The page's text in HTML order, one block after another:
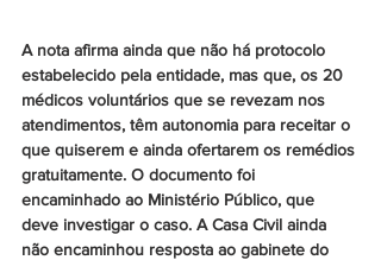
A nota afirma ainda que não há protocolo
estabelecido pela entidade, mas que, os 20
médicos voluntários que se revezam nos
atendimentos, têm autonomia para receitar o
que quiserem e ainda ofertarem os remédios
gratuitamente. O documento foi
encaminhado ao Ministério Público, que
deve investigar o caso. A Casa Civil ainda
não encaminhou resposta ao gabinete do